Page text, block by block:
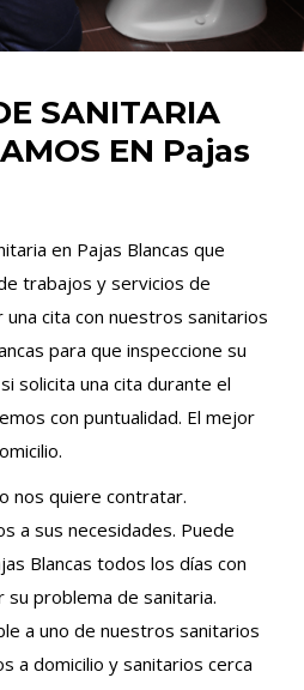
SANITARIA
EN Pajas
en Pajas Blancas que
trabajos y servicios de
una cita con nuestros sanitarios
para que inspeccione su
solicita una cita durante el
con puntualidad. El mejor
nos quiere contratar.
a sus necesidades. Puede
Blancas todos los días con
problema de sanitaria.
a uno de nuestros sanitarios
a domicilio y sanitarios cerca